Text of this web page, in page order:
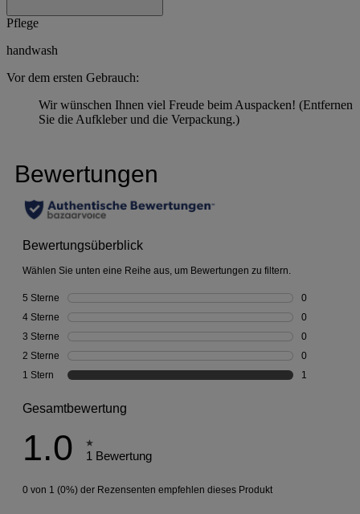
Pflege
handwash
Vor dem ersten Gebrauch:
Wir wünschen Ihnen viel Freude beim Auspacken! (Entfernen
Sie die Aufkleber und die Verpackung.)